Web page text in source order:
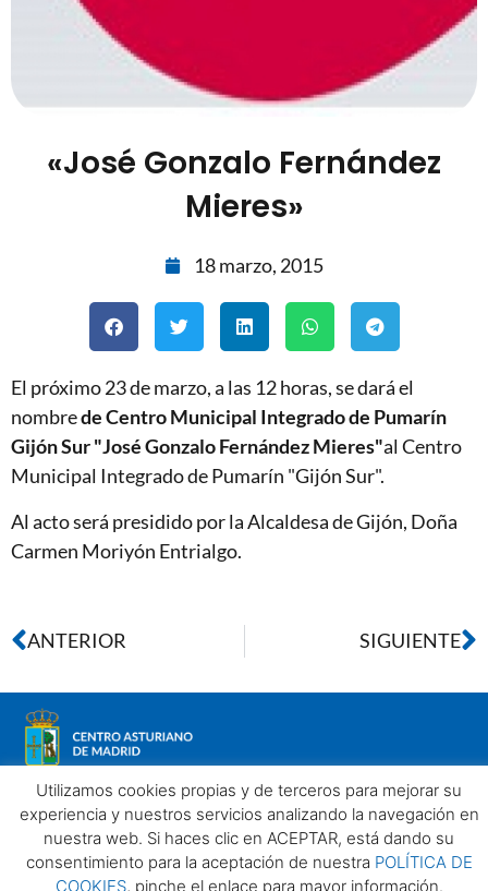
«José Gonzalo Fernández
Mieres»
18 marzo, 2015
El próximo 23 de marzo, a las 12 horas, se dará el
nombrede Centro Municipal Integrado de Pumarín
Gijón Sur "José Gonzalo Fernández Mieres"al Centro
Municipal Integrado de Pumarín "Gijón Sur".
Al acto será presidido por la Alcaldesa de Gijón, Doña
Carmen Moriyón Entrialgo.
ANTERIOR SIGUIENTE
Aviso legalPolítica de privacidadPolítica de Cookies
Centro Asturiano de Madrid. Todos los derechos reservados
Utilizamos cookies propias y de terceros para mejorar su
experiencia y nuestros servicios analizando la navegación en
nuestra web. Si haces clic en ACEPTAR, está dando su
consentimiento para la aceptación de nuestra POLÍTICA DE
COOKIES, pinche el enlace para mayor información.